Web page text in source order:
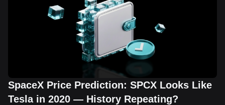
SpaceX Price Prediction: SPCX Looks Like
Tesla in 2020 — History Repeating?